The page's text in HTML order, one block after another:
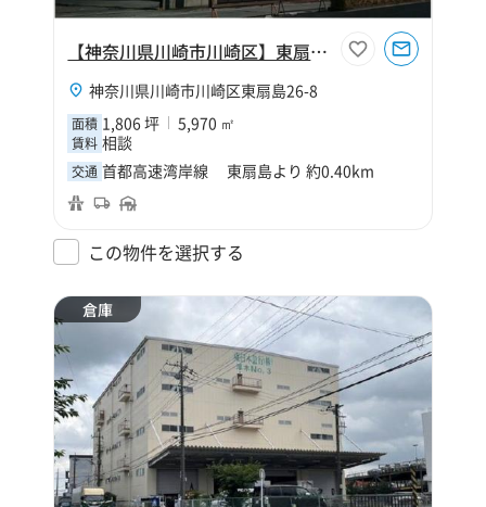
【神奈川県川崎市川崎区】東扇島物流センター
神奈川県川崎市川崎区東扇島26-8
面積 1,806 坪 5,970 ㎡
賃料 相談
交通 首都高速湾岸線 東扇島より 約0.40km
この物件を選択する
倉庫